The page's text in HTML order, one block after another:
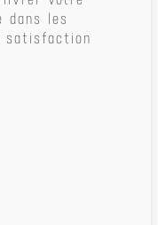
dans les
satisfaction